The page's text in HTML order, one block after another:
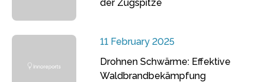
der Zugspitze
11 February 2025
Drohnen Schwärme: Effektive
Waldbrandbekämpfung